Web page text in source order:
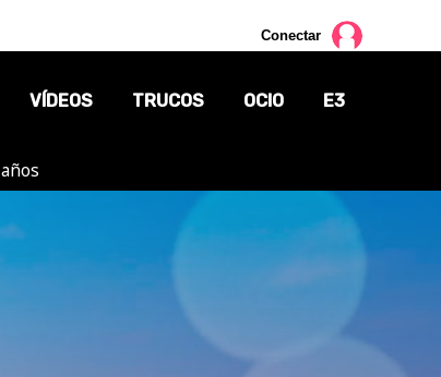
Conectar
VÍDEOS TRUCOS OCIO E3